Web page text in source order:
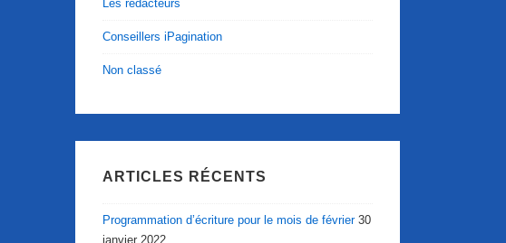
Les rédacteurs
Conseillers iPagination
Non classé
ARTICLES RÉCENTS
Programmation d’écriture pour le mois de février 30
janvier 2022